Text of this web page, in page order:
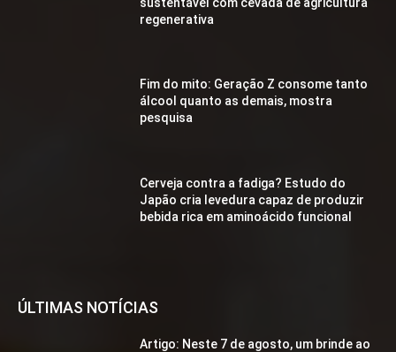
regenerativa
Fim do mito: Geração Z consome tanto
álcool quanto as demais, mostra
pesquisa
Cerveja contra a fadiga? Estudo do
Japão cria levedura capaz de produzir
bebida rica em aminoácido funcional
ÚLTIMAS NOTÍCIAS
Artigo: Neste 7 de agosto, um brinde ao